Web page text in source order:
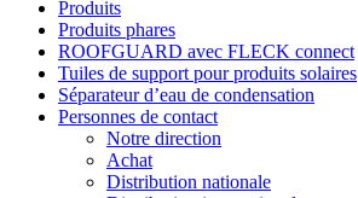
Produits
Produits phares
ROOFGUARD avec FLECK connect
Tuiles de support pour produits solaires
Séparateur d’eau de condensation
Personnes de contact
Notre direction
Achat
Distribution nationale